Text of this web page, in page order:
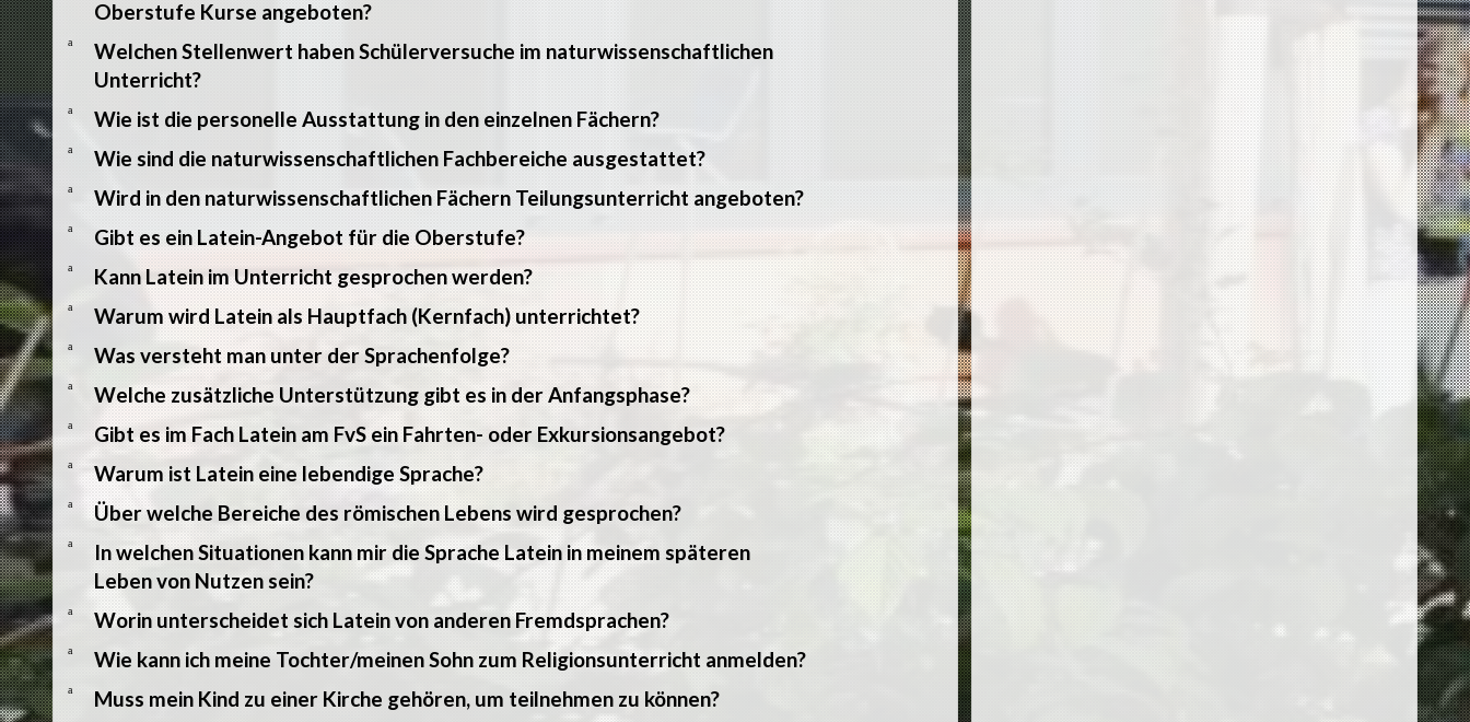
Oberstufe Kurse angeboten?
a
Welchen Stellenwert haben Schülerversuche im naturwissenschaftlichen
Unterricht?
a Wie ist die personelle Ausstattung in den einzelnen Fächern?
a Wie sind die naturwissenschaftlichen Fachbereiche ausgestattet?
a Wird in den naturwissenschaftlichen Fächern Teilungsunterricht angeboten?
a Gibt es ein Latein-Angebot für die Oberstufe?
a Kann Latein im Unterricht gesprochen werden?
a Warum wird Latein als Hauptfach (Kernfach) unterrichtet?
a Was versteht man unter der Sprachenfolge?
a Welche zusätzliche Unterstützung gibt es in der Anfangsphase?
a Gibt es im Fach Latein am FvS ein Fahrten- oder Exkursionsangebot?
a Warum ist Latein eine lebendige Sprache?
a Über welche Bereiche des römischen Lebens wird gesprochen?
a
In welchen Situationen kann mir die Sprache Latein in meinem späteren
Leben von Nutzen sein?
a Worin unterscheidet sich Latein von anderen Fremdsprachen?
a Wie kann ich meine Tochter/meinen Sohn zum Religionsunterricht anmelden?
a Muss mein Kind zu einer Kirche gehören, um teilnehmen zu können?